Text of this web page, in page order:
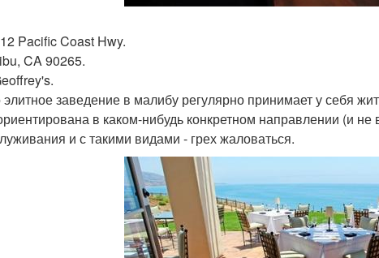
Pacific Coast Hwy.
CA 90265.
заведение в малибу регулярно принимает у себя
в каком-нибудь конкретном направлении (и
и с такими видами - грех жаловаться.